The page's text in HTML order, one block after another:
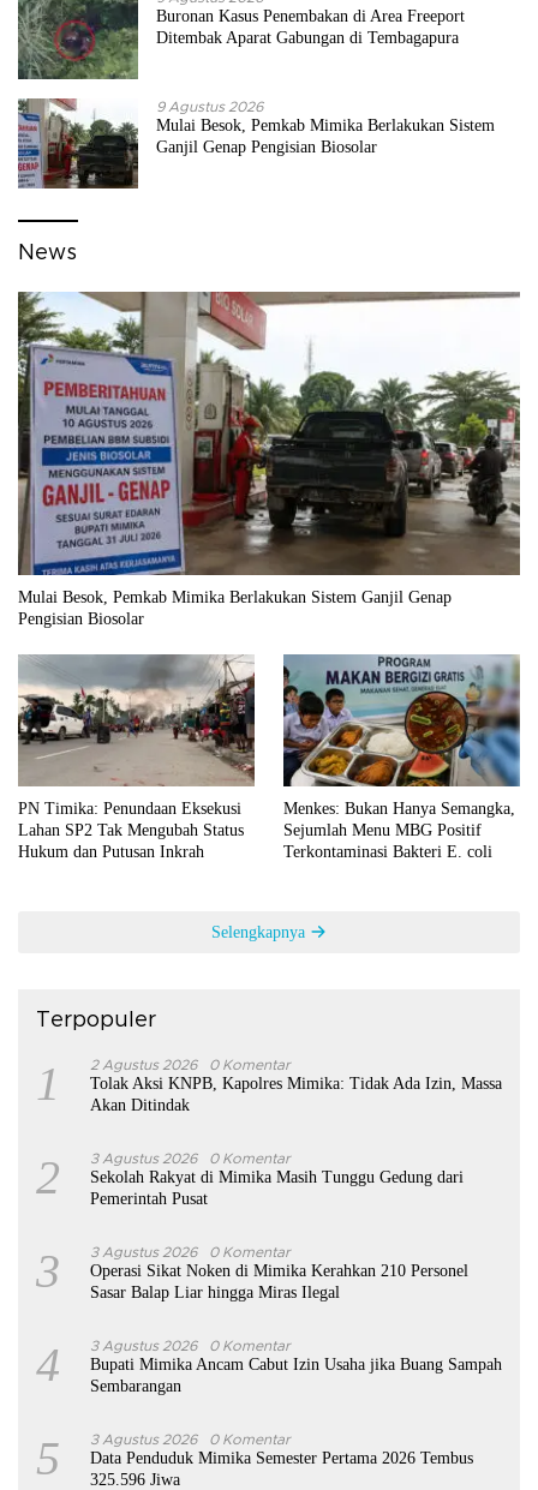
Buronan Kasus Penembakan di Area Freeport
Ditembak Aparat Gabungan di Tembagapura
9 Agustus 2026
Mulai Besok, Pemkab Mimika Berlakukan Sistem
Ganjil Genap Pengisian Biosolar
News
Mulai Besok, Pemkab Mimika Berlakukan Sistem Ganjil Genap
Pengisian Biosolar
PN Timika: Penundaan Eksekusi
Lahan SP2 Tak Mengubah Status
Hukum dan Putusan Inkrah
Menkes: Bukan Hanya Semangka,
Sejumlah Menu MBG Positif
Terkontaminasi Bakteri E. coli
Selengkapnya
Terpopuler
1 2 Agustus 2026 0 Komentar
Tolak Aksi KNPB, Kapolres Mimika: Tidak Ada Izin, Massa
Akan Ditindak
2 3 Agustus 2026 0 Komentar
Sekolah Rakyat di Mimika Masih Tunggu Gedung dari
Pemerintah Pusat
3 3 Agustus 2026 0 Komentar
Operasi Sikat Noken di Mimika Kerahkan 210 Personel
Sasar Balap Liar hingga Miras Ilegal
4 3 Agustus 2026 0 Komentar
Bupati Mimika Ancam Cabut Izin Usaha jika Buang Sampah
Sembarangan
5 3 Agustus 2026 0 Komentar
Data Penduduk Mimika Semester Pertama 2026 Tembus
325.596 Jiwa